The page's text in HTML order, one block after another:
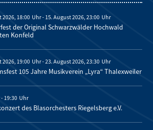
2026, 18:00 - 15. August 2026, 23:00
der Original Schwarzwälder Hochwald
Konfeld
2026, 19:00 -23. August 2026, 23:30
105 Jahre Musikverein „Lyra“ Thalexweiler
- 19:30
des Blasorchesters Riegelsberg e.V.